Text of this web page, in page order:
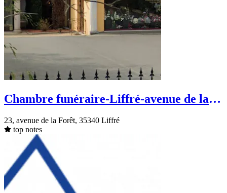
Chambre funéraire-Liffré-avenue de la
23, avenue de la Forêt, 35340 Liffré
top notes